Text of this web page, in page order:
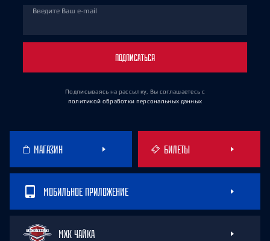
Введите Ваш e-mail
ПОДПИСАТЬСЯ
Подписываясь на рассылку, Вы соглашаетесь с
политикой обработки персональных данных
МАГАЗИН БИЛЕТЫ
МОБИЛЬНОЕ ПРИЛОЖЕНИЕ
МХК ЧАЙКА